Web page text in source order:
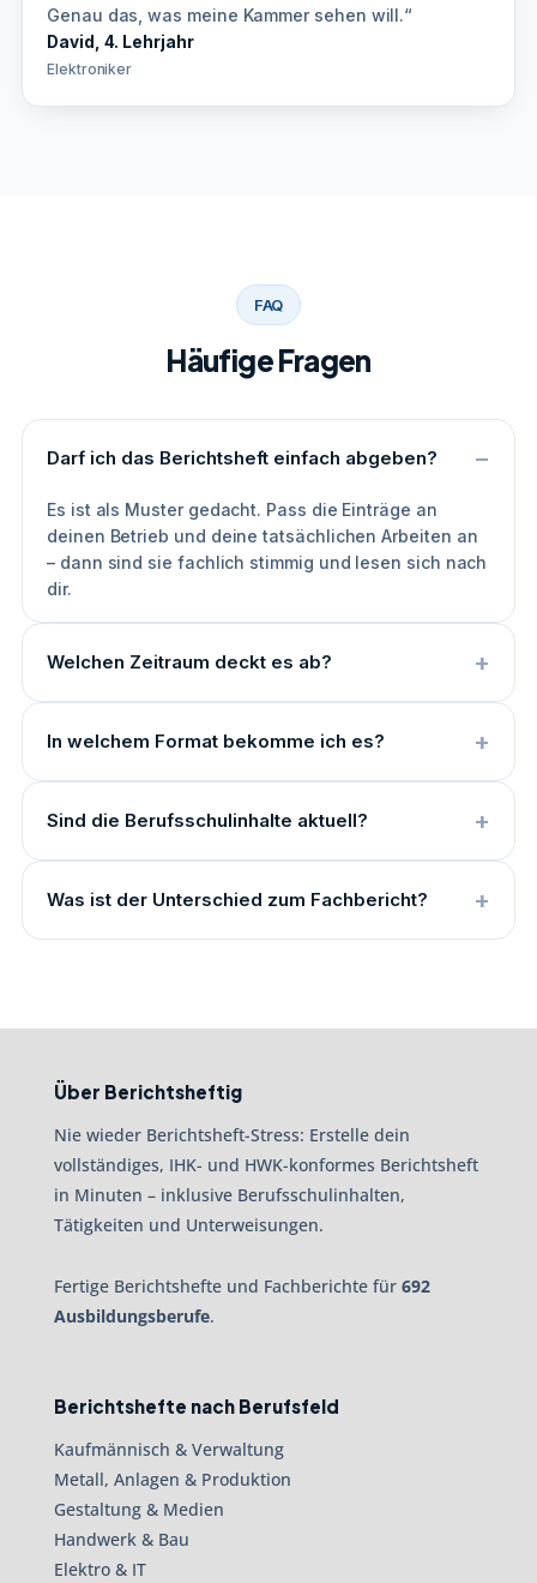
Genau das, was meine Kammer sehen will.“
David, 4. Lehrjahr
Elektroniker
FAQ
Häufige Fragen
Darf ich das Berichtsheft einfach abgeben?
Es ist als Muster gedacht. Pass die Einträge an
deinen Betrieb und deine tatsächlichen Arbeiten an
– dann sind sie fachlich stimmig und lesen sich nach
dir.
Welchen Zeitraum deckt es ab?
In welchem Format bekomme ich es?
Sind die Berufsschulinhalte aktuell?
Was ist der Unterschied zum Fachbericht?
Über Berichtsheftig
Nie wieder Berichtsheft-Stress: Erstelle dein
vollständiges, IHK- und HWK-konformes Berichtsheft
in Minuten – inklusive Berufsschulinhalten,
Tätigkeiten und Unterweisungen.
Fertige Berichtshefte und Fachberichte für 692
Ausbildungsberufe.
Berichtshefte nach Berufsfeld
Kaufmännisch & Verwaltung
Metall, Anlagen & Produktion
Gestaltung & Medien
Handwerk & Bau
Elektro & IT